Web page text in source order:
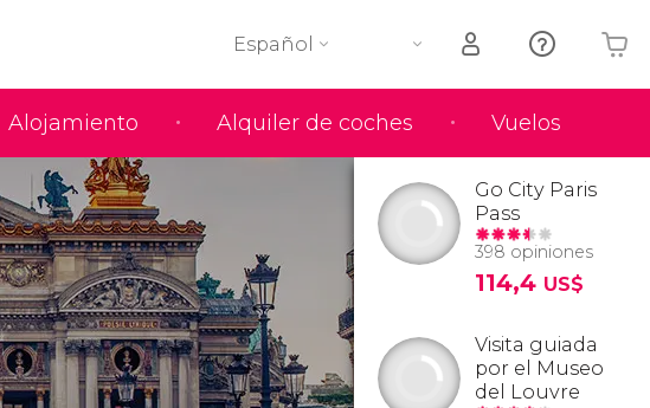
Alojamiento Alquiler de coches Vuelos
Español
Tu carrito está vacío
Go City Paris
Pass
398 opiniones
114,4 US$
Visita guiada
por el Museo
del Louvre